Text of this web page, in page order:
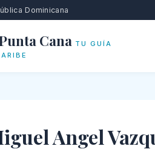
Dominicana
Cana TU GUÍA
Angel